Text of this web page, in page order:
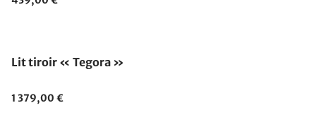
Lit tiroir « Tegora »
1 379,00 €